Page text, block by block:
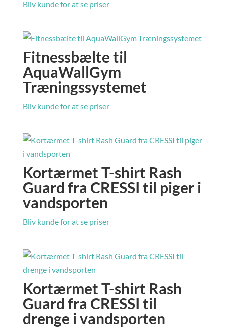
Bliv kunde for at se priser
Fitnessbælte til
AquaWallGym
Træningssystemet
Bliv kunde for at se priser
Kortærmet T-shirt Rash
Guard fra CRESSI til piger i
vandsporten
Bliv kunde for at se priser
Kortærmet T-shirt Rash
Guard fra CRESSI til
drenge i vandsporten